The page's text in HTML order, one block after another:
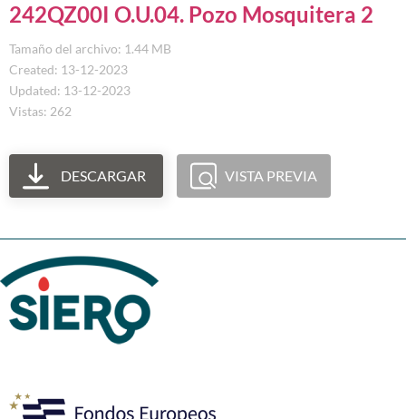
242QZ00I O.U.04. Pozo Mosquitera 2
Tamaño del archivo: 1.44 MB
Created: 13-12-2023
Updated: 13-12-2023
Vistas: 262
DESCARGAR VISTA PREVIA